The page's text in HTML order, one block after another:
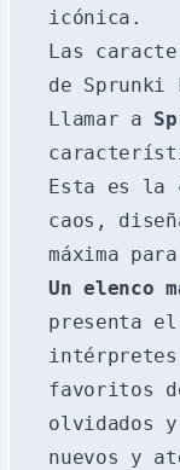
icónica.
Las
de Sprunki
Llamar a
Esta es la
caos,
máxima
Un elenco
presenta el
intérpretes
favoritos
olvidados y
nuevos y